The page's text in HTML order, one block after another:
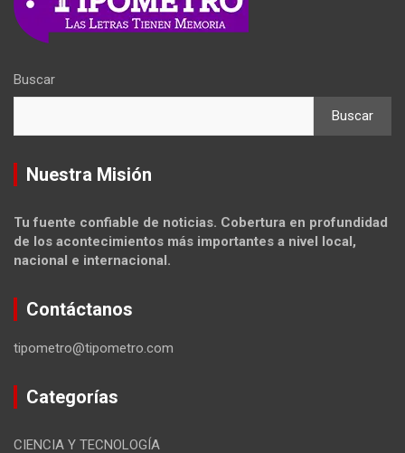
Buscar
Buscar
Nuestra Misión
Tu fuente confiable de noticias. Cobertura en profundidad
de los acontecimientos más importantes a nivel local,
nacional e internacional.
Contáctanos
tipometro@tipometro.com
Categorías
CIENCIA Y TECNOLOGÍA